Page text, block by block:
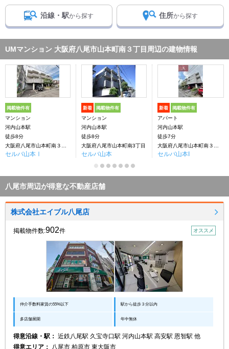
沿線・駅から探す 住所から探す
UMマンション 大阪府八尾市山本町南３丁目周辺の建物情報
掲載物件有
マンション
河内山本駅
徒歩8分
セルバ山本Ⅰ
新着 掲載物件有
マンション
河内山本駅
徒歩8分
大阪府八尾市山本町南3丁目
セルバ山本
新着 掲載物件有
アパート
河内山本駅
徒歩7分
セルバ山本I
八尾市周辺が得意な不動産店舗
株式会社エイブル八尾店
掲載物件数:902件 オススメ
仲介手数料家賃の55%以下 駅から徒歩３分以内
多店舗展開 年中無休
得意沿線・駅： 近鉄八尾駅 久宝寺口駅 河内山本駅 高安駅 恩智駅 他
得意エリア：
八尾市 柏原市 東大阪市